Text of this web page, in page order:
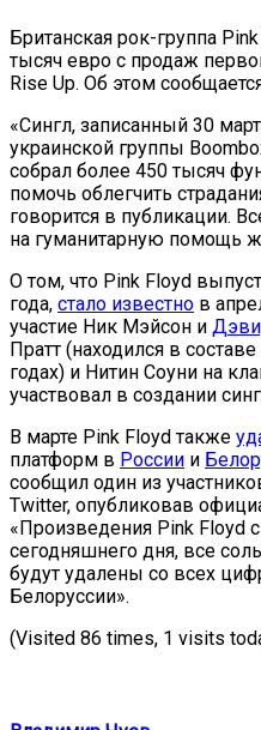
Британская рок-группа
тысяч евро с продаж
Rise Up. Об этом
«Сингл, записанный 30
украинской группы
собрал более 450 тысяч
помочь облегчить
говорится в публикации.
на гуманитарную помощь
О том, что Pink Floyd
года, стало известно в
участие Ник Мэйсон и
Пратт (находился в
годах) и Нитин Соуни на
участвовал в создании
В марте Pink Floyd также
платформ в России и
сообщил один из
Twitter, опубликовав
«Произведения Pink Floyd
сегодняшнего дня, все
будут удалены со всех
Белоруссии».
(Visited 86 times, 1 visits